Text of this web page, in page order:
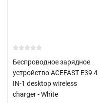
Беспроводное зарядное
устройство ACEFAST E39 4-
IN-1 desktop wireless
charger - White